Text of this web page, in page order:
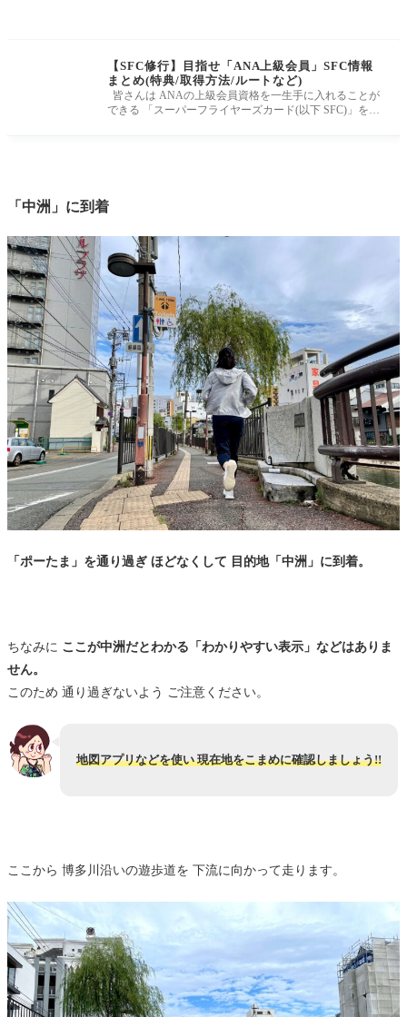
【SFC修行】目指せ「ANA上級会員」SFC情報
まとめ(特典/取得方法/ルートなど)
皆さんは ANAの上級会員資格を一生手に入れることが
できる 「スーパーフライヤーズカード(以下 SFC)」をご
「中洲」に到着
「ポーたま」を通り過ぎ ほどなくして 目的地「中洲」に到着。
ちなみに ここが中洲だとわかる「わかりやすい表示」などはありま
せん。
このため 通り過ぎないよう ご注意ください。
地図アプリなどを使い 現在地をこまめに確認しましょう!!
ここから 博多川沿いの遊歩道を 下流に向かって走ります。